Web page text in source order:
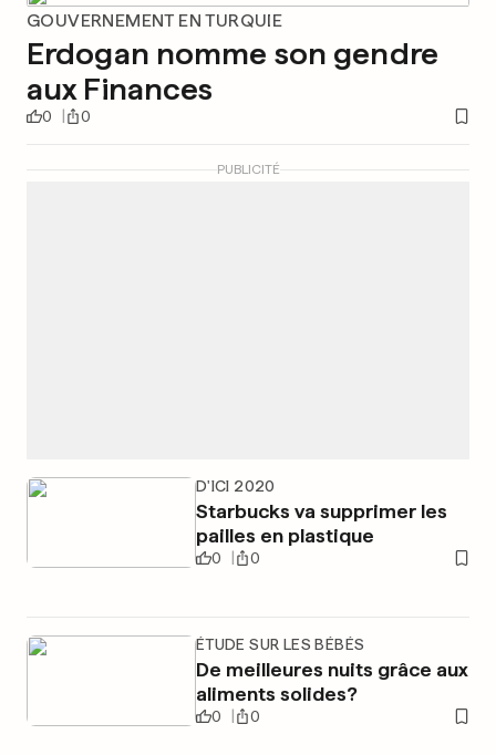
GOUVERNEMENT EN TURQUIE
Erdogan nomme son gendre
aux Finances
0 0
D'ICI 2020
Starbucks va supprimer les
pailles en plastique
0 0
ÉTUDE SUR LES BÉBÉS
De meilleures nuits grâce aux
aliments solides?
0 0
PUBLICITÉ